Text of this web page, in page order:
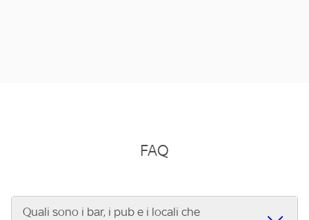
FAQ
Quali sono i bar, i pub e i locali che